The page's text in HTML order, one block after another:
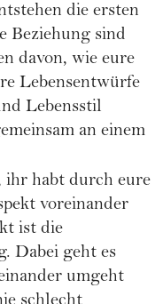
die ersten
Beziehung sind
davon, wie eure
Lebensentwürfe
Lebensstil
an einem
ihr habt durch eure
voreinander
ist die
Dabei geht es
umgeht